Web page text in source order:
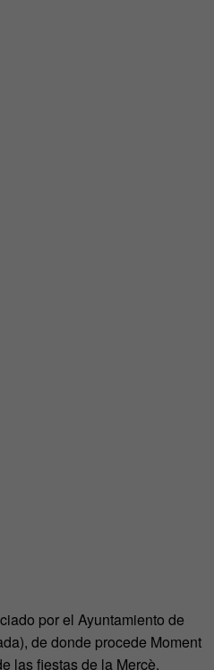
por el Ayuntamiento de
de donde procede Moment
las fiestas de la Mercè.